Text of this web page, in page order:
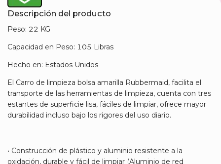
Descripción del producto
Peso: 22 KG
Capacidad en Peso: 105 Libras
Hecho en: Estados Unidos
El Carro de limpieza bolsa amarilla Rubbermaid, facilita el
transporte de las herramientas de limpieza, cuenta con tres
estantes de superficie lisa, fáciles de limpiar, ofrece mayor
durabilidad incluso bajo los rigores del uso diario.
• Construcción de plástico y aluminio resistente a la
oxidación, durable y fácil de limpiar (Aluminio de red